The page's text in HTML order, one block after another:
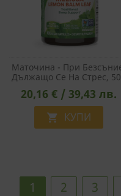
Маточина - При
Дължащо Се На Стрес,
Mg Х 100 Капсули
20,16 € / 39,43 лв.
 КУПИ
1 2 3